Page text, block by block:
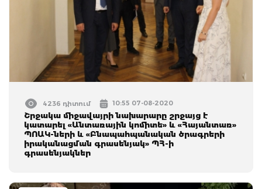
4236 դիտում 10:55 07-08-2020
Շրջակա միջավայրի նախարարը շրջայց է
կատարել «Անտառային կոմիտե» և «Հայանտառ»
ՊՈԱԿ-ների և «Բնապահպանական ծրագրերի
իրականացման գրասենյակ» ՊՀ-ի
գրասենյակներ